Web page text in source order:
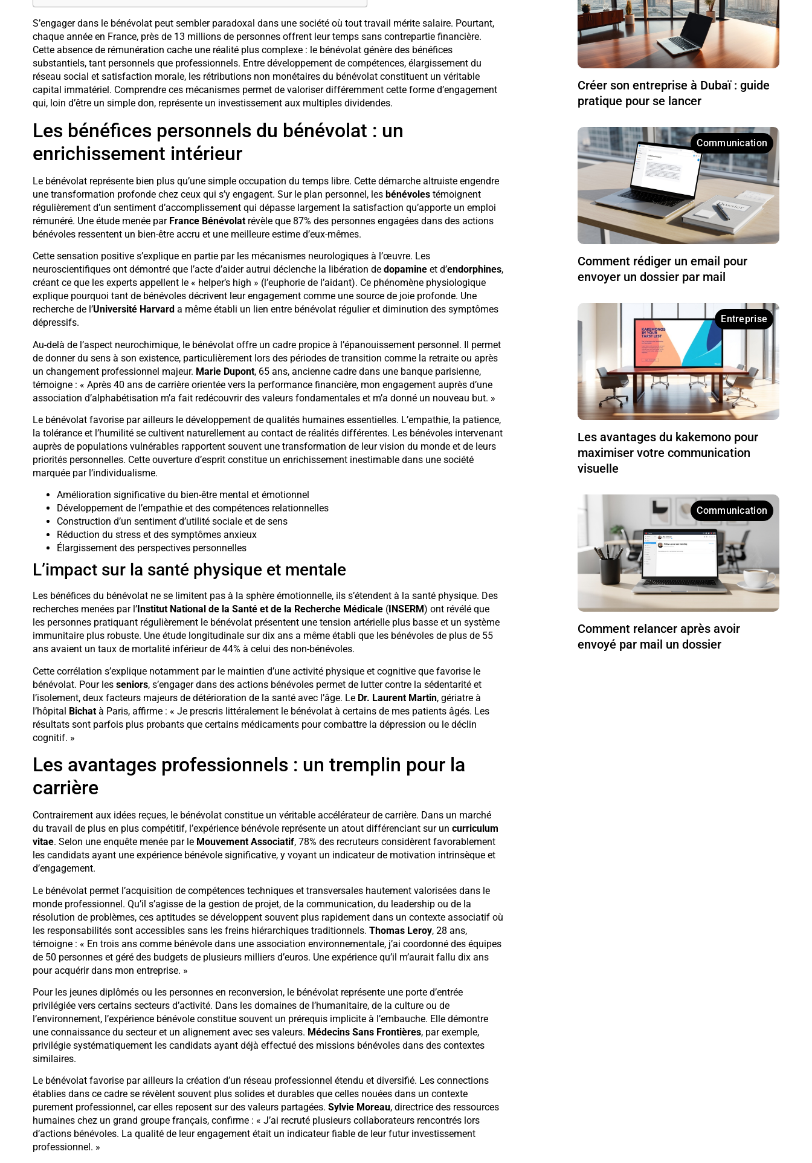
S’engager dans le bénévolat peut sembler paradoxal dans une société où tout travail mérite salaire. Pourtant,
chaque année en France, près de 13 millions de personnes offrent leur temps sans contrepartie financière.
Cette absence de rémunération cache une réalité plus complexe : le bénévolat génère des bénéfices
substantiels, tant personnels que professionnels. Entre développement de compétences, élargissement du
réseau social et satisfaction morale, les rétributions non monétaires du bénévolat constituent un véritable
capital immatériel. Comprendre ces mécanismes permet de valoriser différemment cette forme d’engagement
qui, loin d’être un simple don, représente un investissement aux multiples dividendes.
Les bénéfices personnels du bénévolat : un
enrichissement intérieur
Le bénévolat représente bien plus qu’une simple occupation du temps libre. Cette démarche altruiste engendre
une transformation profonde chez ceux qui s’y engagent. Sur le plan personnel, les bénévolestémoignent
régulièrement d’un sentiment d’accomplissement qui dépasse largement la satisfaction qu’apporte un emploi
rémunéré. Une étude menée par France Bénévolatrévèle que 87% des personnes engagées dans des actions
bénévoles ressentent un bien-être accru et une meilleure estime d’eux-mêmes.
Cette sensation positive s’explique en partie par les mécanismes neurologiques à l’œuvre. Les
neuroscientifiques ont démontré que l’acte d’aider autrui déclenche la libération de dopamineet d’endorphines,
créant ce que les experts appellent le « helper’s high » (l’euphorie de l’aidant). Ce phénomène physiologique
explique pourquoi tant de bénévoles décrivent leur engagement comme une source de joie profonde. Une
recherche de l’Université Harvard a même établi un lien entre bénévolat régulier et diminution des symptômes
dépressifs.
Au-delà de l’aspect neurochimique, le bénévolat offre un cadre propice à l’épanouissement personnel. Il permet
de donner du sens à son existence, particulièrement lors des périodes de transition comme la retraite ou après
un changement professionnel majeur. Marie Dupont, 65 ans, ancienne cadre dans une banque parisienne,
témoigne : « Après 40 ans de carrière orientée vers la performance financière, mon engagement auprès d’une
association d’alphabétisation m’a fait redécouvrir des valeurs fondamentales et m’a donné un nouveau but. »
Le bénévolat favorise par ailleurs le développement de qualités humaines essentielles. L’empathie, la patience,
la tolérance et l’humilité se cultivent naturellement au contact de réalités différentes. Les bénévoles intervenant
auprès de populations vulnérables rapportent souvent une transformation de leur vision du monde et de leurs
priorités personnelles. Cette ouverture d’esprit constitue un enrichissement inestimable dans une société
marquée par l’individualisme.
Amélioration significative du bien-être mental et émotionnel
Développement de l’empathie et des compétences relationnelles
Construction d’un sentiment d’utilité sociale et de sens
Réduction du stress et des symptômes anxieux
Élargissement des perspectives personnelles
L’impact sur la santé physique et mentale
Les bénéfices du bénévolat ne se limitent pas à la sphère émotionnelle, ils s’étendent à la santé physique. Des
recherches menées par l’Institut National de la Santé et de la Recherche Médicale(INSERM) ont révélé que
les personnes pratiquant régulièrement le bénévolat présentent une tension artérielle plus basse et un système
immunitaire plus robuste. Une étude longitudinale sur dix ans a même établi que les bénévoles de plus de 55
ans avaient un taux de mortalité inférieur de 44% à celui des non-bénévoles.
Cette corrélation s’explique notamment par le maintien d’une activité physique et cognitive que favorise le
bénévolat. Pour les seniors, s’engager dans des actions bénévoles permet de lutter contre la sédentarité et
l’isolement, deux facteurs majeurs de détérioration de la santé avec l’âge. Le Dr. Laurent Martin, gériatre à
l’hôpital Bichatà Paris, affirme : « Je prescris littéralement le bénévolat à certains de mes patients âgés. Les
résultats sont parfois plus probants que certains médicaments pour combattre la dépression ou le déclin
cognitif. »
Les avantages professionnels : un tremplin pour la
carrière
Contrairement aux idées reçues, le bénévolat constitue un véritable accélérateur de carrière. Dans un marché
du travail de plus en plus compétitif, l’expérience bénévole représente un atout différenciant sur un curriculum
vitae. Selon une enquête menée par le Mouvement Associatif, 78% des recruteurs considèrent favorablement
les candidats ayant une expérience bénévole significative, y voyant un indicateur de motivation intrinsèque et
d’engagement.
Le bénévolat permet l’acquisition de compétences techniques et transversales hautement valorisées dans le
monde professionnel. Qu’il s’agisse de la gestion de projet, de la communication, du leadership ou de la
résolution de problèmes, ces aptitudes se développent souvent plus rapidement dans un contexte associatif où
les responsabilités sont accessibles sans les freins hiérarchiques traditionnels. Thomas Leroy, 28 ans,
témoigne : « En trois ans comme bénévole dans une association environnementale, j’ai coordonné des équipes
de 50 personnes et géré des budgets de plusieurs milliers d’euros. Une expérience qu’il m’aurait fallu dix ans
pour acquérir dans mon entreprise. »
Pour les jeunes diplômés ou les personnes en reconversion, le bénévolat représente une porte d’entrée
privilégiée vers certains secteurs d’activité. Dans les domaines de l’humanitaire, de la culture ou de
l’environnement, l’expérience bénévole constitue souvent un prérequis implicite à l’embauche. Elle démontre
une connaissance du secteur et un alignement avec ses valeurs. Médecins Sans Frontières, par exemple,
privilégie systématiquement les candidats ayant déjà effectué des missions bénévoles dans des contextes
similaires.
Le bénévolat favorise par ailleurs la création d’un réseau professionnel étendu et diversifié. Les connections
établies dans ce cadre se révèlent souvent plus solides et durables que celles nouées dans un contexte
purement professionnel, car elles reposent sur des valeurs partagées. Sylvie Moreau, directrice des ressources
humaines chez un grand groupe français, confirme : « J’ai recruté plusieurs collaborateurs rencontrés lors
d’actions bénévoles. La qualité de leur engagement était un indicateur fiable de leur futur investissement
professionnel. »
Créer son entreprise à Dubaï : guide
pratique pour se lancer
Communication
Comment rédiger un email pour
envoyer un dossier par mail
Entreprise
Les avantages du kakemono pour
maximiser votre communication
visuelle
Communication
Comment relancer après avoir
envoyé par mail un dossier